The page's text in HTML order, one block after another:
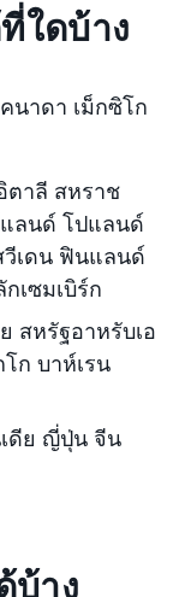
ใดบ้าง
นาดา เม็กซิโก
ตาลี สหราช
แลนด์ โปแลนด์
วีเดน ฟินแลนด์
เซมเบิร์ก
สหรัฐอาหรับเอ
ก บาห์เรน
เดีย ญี่ปุ่น จีน
บ้าง